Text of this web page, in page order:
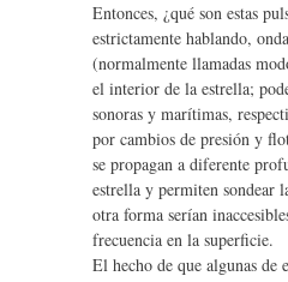
Entonces, ¿qué son estas
estrictamente hablando,
(normalmente llamadas
el interior de la estrella;
sonoras y marítimas,
por cambios de presión y
se propagan a diferente
estrella y permiten sondear
otra forma serían
frecuencia en la superficie.
El hecho de que algunas de